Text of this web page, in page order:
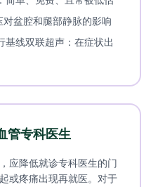
盆腔和腿部静脉的影响
基线双联超声：在症状出
管专科医生
应降低就诊专科医生的门
或疼痛出现再就医。对于